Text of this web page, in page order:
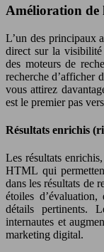
Amélioration de
L’un des principaux
direct sur la visibilité
des moteurs de
recherche d’afficher
vous attirez
est le premier pas
Résultats enrichis
Les résultats
HTML qui
dans les résultats de
étoiles
détails pertinents.
internautes et
marketing digital.